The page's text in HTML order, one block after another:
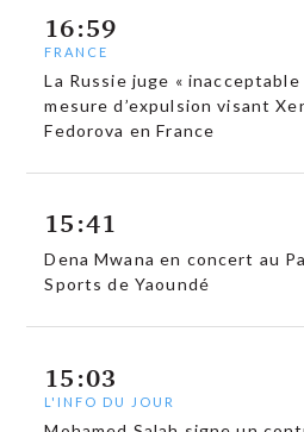
16:59
FRANCE
La Russie juge « inacceptable
mesure d’expulsion visant
Fedorova en France
15:41
Dena Mwana en concert au
Sports de Yaoundé
15:03
L'INFO DU JOUR